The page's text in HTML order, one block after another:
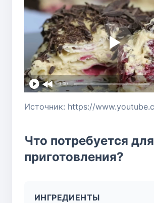
0:00
Что потребуется для
приготовления?
ИНГРЕДИЕНТЫ